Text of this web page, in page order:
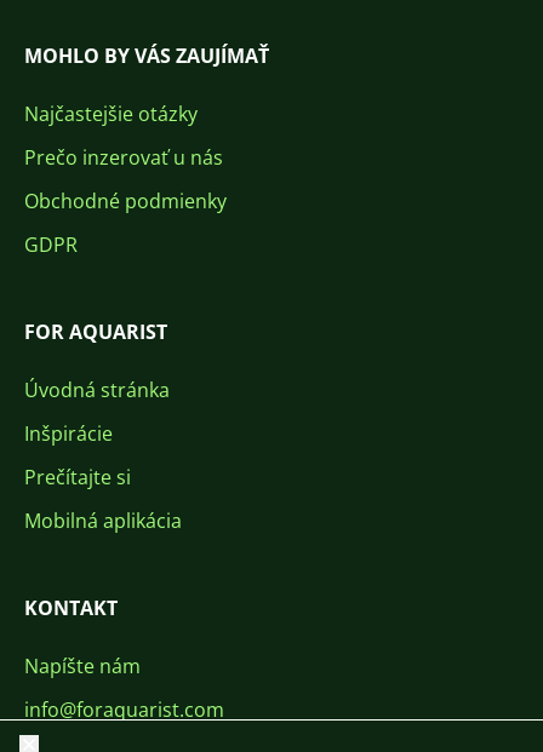
MOHLO BY VÁS ZAUJÍMAŤ
Najčastejšie otázky
Prečo inzerovať u nás
Obchodné podmienky
GDPR
FOR AQUARIST
Úvodná stránka
Inšpirácie
Prečítajte si
Mobilná aplikácia
KONTAKT
Napíšte nám
info@foraquarist.com